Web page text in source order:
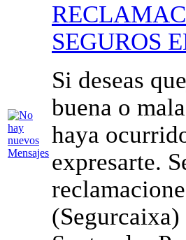
SEGUROS
Si deseas
buena o
haya
expresarte.